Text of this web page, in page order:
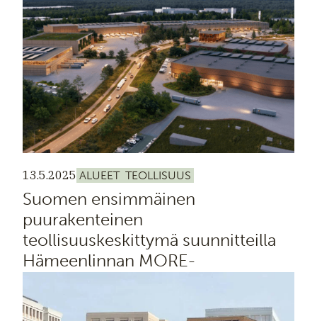
13.5.2025 ALUEET TEOLLISUUS
Suomen ensimmäinen
puurakenteinen
teollisuuskeskittymä suunnitteilla
Hämeenlinnan MORE-